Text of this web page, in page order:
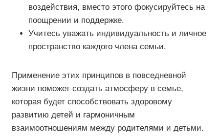
воздействия, вместо этого фокусируйтесь на
поощрении и поддержке.
Учитесь уважать индивидуальность и личное
пространство каждого члена семьи.
Применение этих принципов в повседневной
жизни поможет создать атмосферу в семье,
которая будет способствовать здоровому
развитию детей и гармоничным
взаимоотношениям между родителями и детьми.